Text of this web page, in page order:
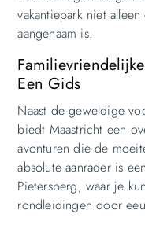
vakantiepark niet
aangenaam is.
Een Gids
Naast de geweldige
biedt Maastricht een
avonturen die de
absolute aanrader is
Pietersberg, waar je
rondleidingen door